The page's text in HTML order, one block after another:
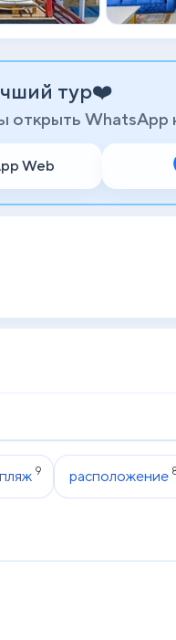
тур❤️
открыть WhatsApp
Web
пляж 9 расположение